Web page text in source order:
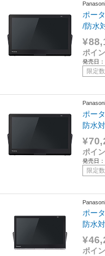
ポー
/防水
ポイ
発売日
限定
ポー
防水対
ポイ
発売日
限定
ポー
防水対
ポイ